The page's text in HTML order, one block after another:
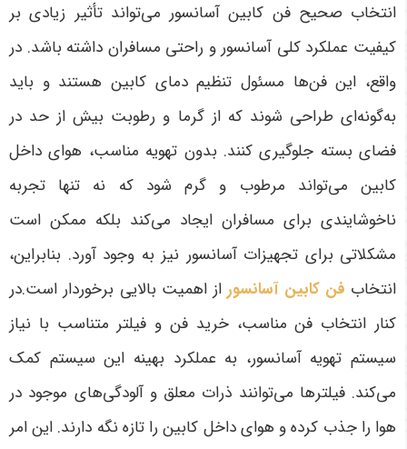
انتخاب صحیح فن کابین آسانسور می‌تواند تأثیر زیادی بر
کیفیت عملکرد کلی آسانسور و راحتی مسافران داشته باشد. در
واقع، این فن‌ها مسئول تنظیم دمای کابین هستند و باید
به‌گونه‌ای طراحی شوند که از گرما و رطوبت بیش از حد در
فضای بسته جلوگیری کنند. بدون تهویه مناسب، هوای داخل
کابین می‌تواند مرطوب و گرم شود که نه تنها تجربه
ناخوشایندی برای مسافران ایجاد می‌کند بلکه ممکن است
مشکلاتی برای تجهیزات آسانسور نیز به وجود آورد. بنابراین،
انتخاب فن کابین آسانسوراز اهمیت بالایی برخوردار است.در
کنار انتخاب فن مناسب، خرید فن و فیلتر متناسب با نیاز
سیستم تهویه آسانسور، به عملکرد بهینه این سیستم کمک
می‌کند. فیلترها می‌توانند ذرات معلق و آلودگی‌های موجود در
هوا را جذب کرده و هوای داخل کابین را تازه نگه دارند. این امر